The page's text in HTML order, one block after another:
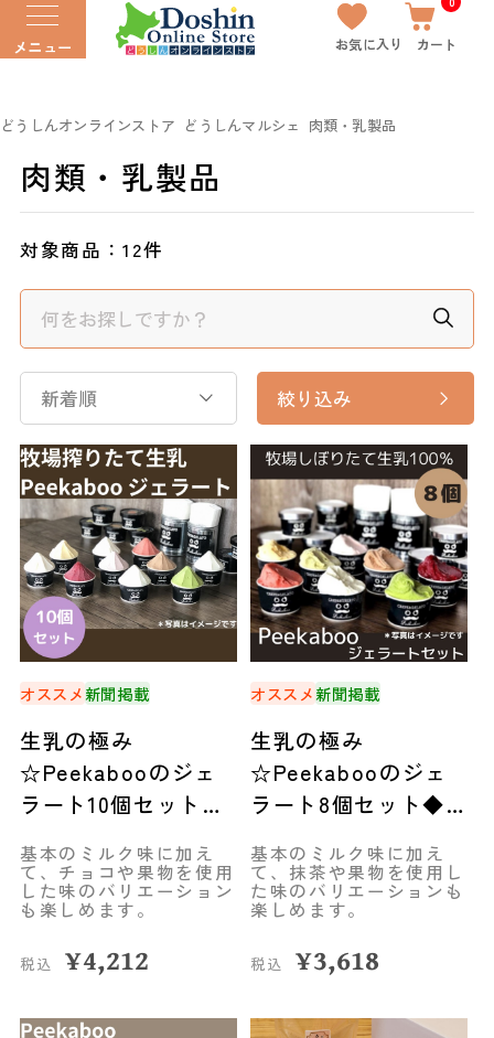
メニュー お気に入り カート
どうしんオンラインストア どうしんマルシェ 肉類・乳製品
肉類・乳製品
対象商品：12件
新着順 絞り込み
オススメ新聞掲載
生乳の極み
☆Peekabooのジェ
ラート10個セット◆
基本のミルク味に加え
て、チョコや果物を使用
した味のバリエーション
も楽しめます。
税込 ¥4,212
オススメ新聞掲載
生乳の極み
☆Peekabooのジェ
ラート8個セット◆
基本のミルク味に加え
て、抹茶や果物を使用し
た味のバリエーションも
楽しめます。
税込 ¥3,618